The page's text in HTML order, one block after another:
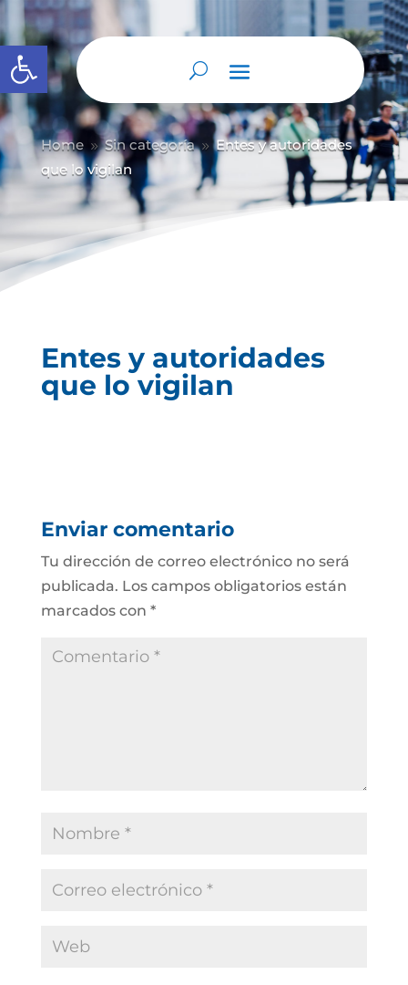
Abrir barra de herramientas
Home 9 Sin categoría 9 Entes y autoridades
que lo vigilan
Entes y autoridades
que lo vigilan
Enviar comentario
Tu dirección de correo electrónico no será
publicada. Los campos obligatorios están
marcados con *